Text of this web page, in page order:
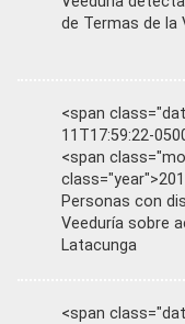
de Termas de la
<span
11T17:59:22-
<span
Personas con
Veeduría sobre
Latacunga
<span